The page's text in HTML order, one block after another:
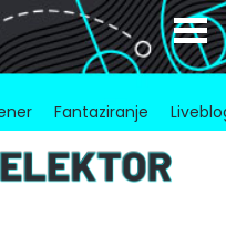
Fantaziranje